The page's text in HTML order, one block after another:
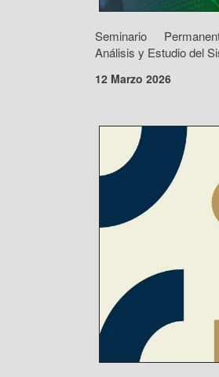
Seminario
Análisis y Estudio del
12 Marzo 2026